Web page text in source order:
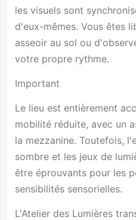
les visuels sont
d'eux-mêmes. Vous êtes
asseoir au sol ou
votre propre rythme.
Important
Le lieu est entièrement
mobilité réduite, avec un
la mezzanine. Toutefois,
sombre et les jeux de
être éprouvants pour les
sensibilités sensorielles.
L'Atelier des Lumières